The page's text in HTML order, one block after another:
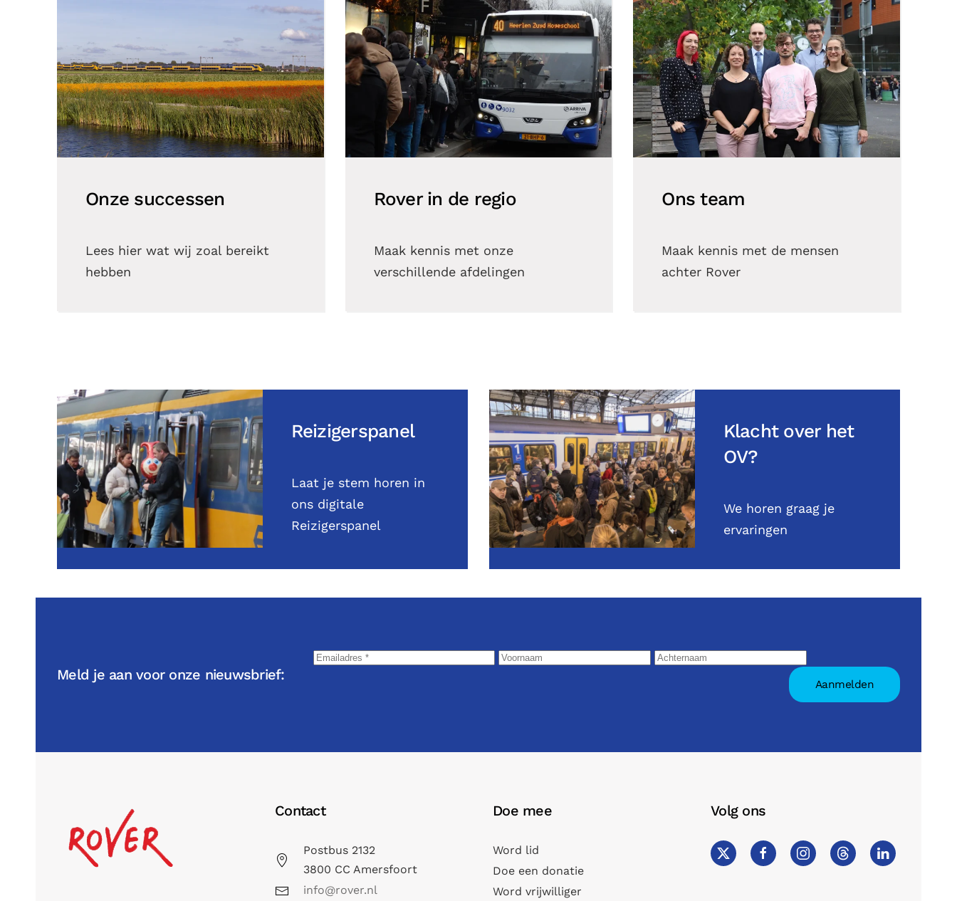
Onze successen
Lees hier wat wij zoal bereikt
hebben
Rover in de regio
Maak kennis met onze
verschillende afdelingen
Ons team
Maak kennis met de mensen
achter Rover
Reizigerspanel
Laat je stem horen in
ons digitale
Reizigerspanel
Klacht over het
OV?
We horen graag je
ervaringen
Meld je aan voor onze nieuwsbrief:
Contact
Postbus 2132
3800 CC Amersfoort
info@rover.nl
Doe mee
Word lid
Doe een donatie
Word vrijwilliger
Volg ons